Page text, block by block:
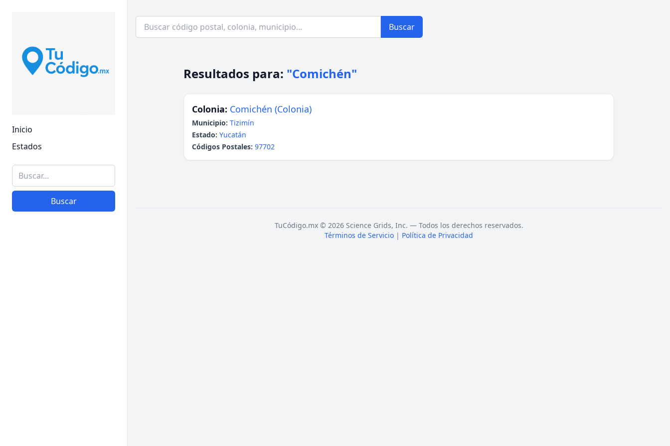
Inicio
Estados
Buscar
Buscar
Resultados para: "Comichén"
Colonia: Comichén (Colonia)
Municipio: Tizimín
Estado: Yucatán
Códigos Postales: 97702
TuCódigo.mx © 2026 Science Grids, Inc. — Todos los derechos reservados.
Términos de Servicio | Política de Privacidad